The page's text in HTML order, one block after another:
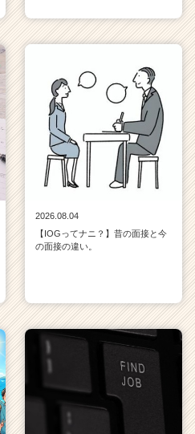
2026.08.04
【IOGってナニ？】昔の面接と今
の面接の違い。